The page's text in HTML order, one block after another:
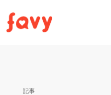
記事